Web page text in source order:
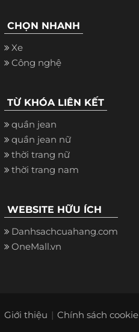
CHỌN NHANH
Xe
Công nghệ
TỪ KHÓA LIÊN KẾT
quần jean
quần jean nữ
thời trang nữ
thời trang nam
WEBSITE HỮU ÍCH
Danhsachcuahang.com
OneMall.vn
Giới thiệu Chính sách cookie